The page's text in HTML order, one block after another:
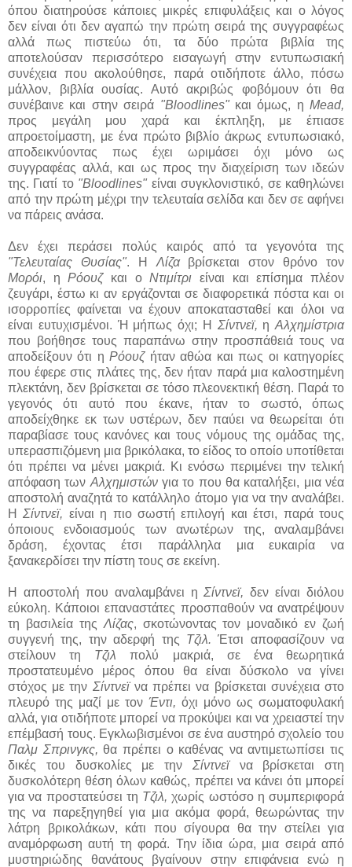
όπου διατηρούσε κάποιες μικρές επιφυλάξεις και ο λόγος
δεν είναι ότι δεν αγαπώ την πρώτη σειρά της συγγραφέως
αλλά πως πιστεύω ότι, τα δύο πρώτα βιβλία της
αποτελούσαν περισσότερο εισαγωγή στην εντυπωσιακή
συνέχεια που ακολούθησε, παρά οτιδήποτε άλλο, πόσω
μάλλον, βιβλία ουσίας. Αυτό ακριβώς φοβόμουν ότι θα
συνέβαινε και στην σειρά "Bloodlines"και όμως, η Mead,
προς μεγάλη μου χαρά και έκπληξη, με έπιασε
απροετοίμαστη, με ένα πρώτο βιβλίο άκρως εντυπωσιακό,
αποδεικνύοντας πως έχει ωριμάσει όχι μόνο ως
συγγραφέας αλλά, και ως προς την διαχείριση των ιδεών
της. Γιατί το"Bloodlines" είναι συγκλονιστικό, σε καθηλώνει
από την πρώτη μέχρι την τελευταία σελίδα και δεν σε αφήνει
να πάρεις ανάσα.
Δεν έχει περάσει πολύς καιρός από τα γεγονότα της
"Τελευταίας Θυσίας". Η Λίζαβρίσκεται στον θρόνο τον
Μορόι, ηΡόουζκαι οΝτιμίτρι είναι και επίσημα πλέον
ζευγάρι, έστω κι αν εργάζονται σε διαφορετικά πόστα και οι
ισορροπίες φαίνεται να έχουν αποκατασταθεί και όλοι να
είναι ευτυχισμένοι. Ή μήπως όχι; Η Σίντνεϊ, η Αλχημίστρια
που βοήθησε τους παραπάνω στην προσπάθειά τους να
αποδείξουν ότι η Ρόουζ ήταν αθώα και πως οι κατηγορίες
που έφερε στις πλάτες της, δεν ήταν παρά μια καλοστημένη
πλεκτάνη, δεν βρίσκεται σε τόσο πλεονεκτική θέση. Παρά το
γεγονός ότι αυτό που έκανε, ήταν το σωστό, όπως
αποδείχθηκε εκ των υστέρων, δεν παύει να θεωρείται ότι
παραβίασε τους κανόνες και τους νόμους της ομάδας της,
υπερασπιζόμενη μια βρικόλακα, το είδος το οποίο υποτίθεται
ότι πρέπει να μένει μακριά. Κι ενόσω περιμένει την τελική
απόφαση των Αλχημιστώνγια το που θα καταλήξει, μια νέα
αποστολή αναζητά το κατάλληλο άτομο για να την αναλάβει.
ΗΣίντνεϊ, είναι η πιο σωστή επιλογή και έτσι, παρά τους
όποιους ενδοιασμούς των ανωτέρων της, αναλαμβάνει
δράση, έχοντας έτσι παράλληλα μια ευκαιρία να
ξανακερδίσει την πίστη τους σε εκείνη.
Η αποστολή που αναλαμβάνει ηΣίντνεϊ, δεν είναι διόλου
εύκολη. Κάποιοι επαναστάτες προσπαθούν να ανατρέψουν
τη βασιλεία της Λίζας, σκοτώνοντας τον μοναδικό εν ζωή
συγγενή της, την αδερφή της Τζιλ.Έτσι αποφασίζουν να
στείλουν τη Τζιλ πολύ μακριά, σε ένα θεωρητικά
προστατευμένο μέρος όπου θα είναι δύσκολο να γίνει
στόχος με την Σίντνεϊνα πρέπει να βρίσκεται συνέχεια στο
πλευρό της μαζί με τον Έντι, όχι μόνο ως σωματοφυλακή
αλλά, για οτιδήποτε μπορεί να προκύψει και να χρειαστεί την
επέμβασή τους. Εγκλωβισμένοι σε ένα αυστηρό σχολείο του
Παλμ Σπρινγκς, θα πρέπει ο καθένας να αντιμετωπίσει τις
δικές του δυσκολίες με την Σίντνεϊ να βρίσκεται στη
δυσκολότερη θέση όλων καθώς, πρέπει να κάνει ότι μπορεί
για να προστατεύσει τη Τζιλ,χωρίς ωστόσο η συμπεριφορά
της να παρεξηγηθεί για μια ακόμα φορά, θεωρώντας την
λάτρη βρικολάκων, κάτι που σίγουρα θα την στείλει για
αναμόρφωση αυτή τη φορά. Την ίδια ώρα, μια σειρά από
μυστηριώδης θανάτους βγαίνουν στην επιφάνεια ενώ η